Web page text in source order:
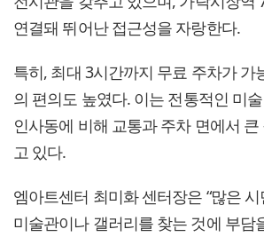
연결돼 뛰어난 접근성을 자랑한다.
특히, 최대 3시간까지 무료 주차가 가
의 편의도 높였다. 이는 전통적인 미
인사동에 비해 교통과 주차 면에서
고 있다.
엠아트센터 최미화 센터장은 “많은
미술관이나 갤러리를 찾는 것에 부담